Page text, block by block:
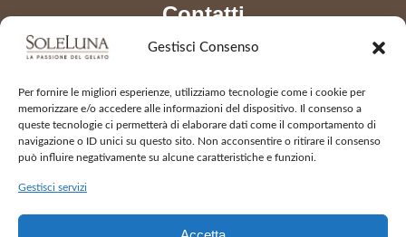
Gestisci Consenso
Per fornire le migliori esperienze, utilizziamo tecnologie come i cookie per
memorizzare e/o accedere alle informazioni del dispositivo. Il consenso a
queste tecnologie ci permetterà di elaborare dati come il comportamento di
navigazione o ID unici su questo sito. Non acconsentire o ritirare il consenso
può influire negativamente su alcune caratteristiche e funzioni.
Gestisci servizi
Contatti
info@gelateriasoleluna.it